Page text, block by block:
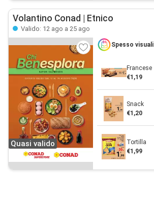
Volantino Conad | Etnico
Valido: 12 ago a 25 ago
Quasi valido
Spesso
Francese
€1,19
Snack
€1,20
Tortilla
€1,99